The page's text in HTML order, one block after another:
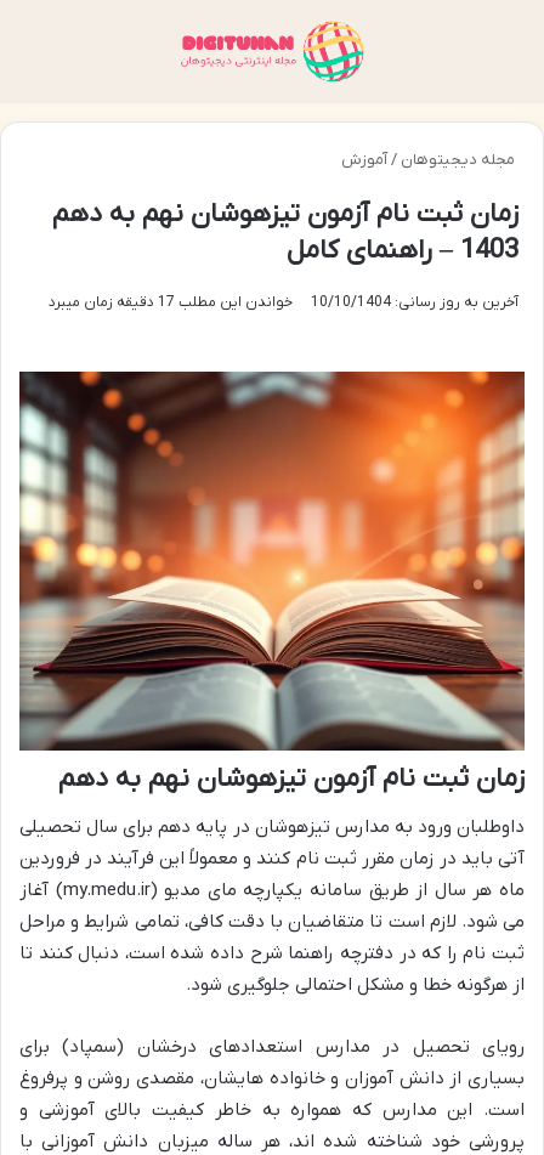
مجله دیجیتوهان /آموزش
زمان ثبت نام آزمون تیزهوشان نهم به دهم
1403 – راهنمای کامل
آخرین به روز رسانی: 10/10/1404 خواندن این مطلب 17 دقیقه زمان میبرد
زمان ثبت نام آزمون تیزهوشان نهم به دهم
داوطلبان ورود به مدارس تیزهوشان در پایه دهم برای سال تحصیلی
آتی باید در زمان مقرر ثبت نام کنند و معمولاً این فرآیند در فروردین
ماه هر سال از طریق سامانه یکپارچه مای مدیو (my.medu.ir) آغاز
می شود. لازم است تا متقاضیان با دقت کافی، تمامی شرایط و مراحل
ثبت نام را که در دفترچه راهنما شرح داده شده است، دنبال کنند تا
از هرگونه خطا و مشکل احتمالی جلوگیری شود.
رویای تحصیل در مدارس استعدادهای درخشان (سمپاد) برای
بسیاری از دانش آموزان و خانواده هایشان، مقصدی روشن و پرفروغ
است. این مدارس که همواره به خاطر کیفیت بالای آموزشی و
پرورشی خود شناخته شده اند، هر ساله میزبان دانش آموزانی با